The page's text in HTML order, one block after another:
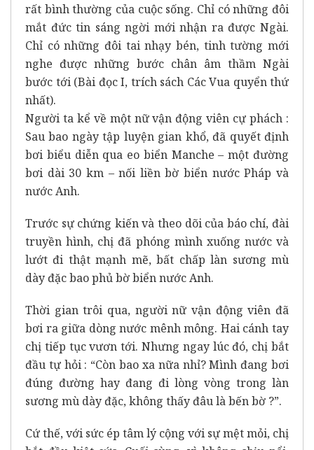
rất bình thường của cuộc sống. Chỉ có những đôi
mắt đức tin sáng ngời mới nhận ra được Ngài.
Chỉ có những đôi tai nhạy bén, tinh tường mới
nghe được những bước chân âm thầm Ngài
bước tới (Bài đọc I, trích sách Các Vua quyển thứ
nhất).
Người ta kể về một nữ vận động viên cự phách :
Sau bao ngày tập luyện gian khổ, đã quyết định
bơi biểu diễn qua eo biển Manche – một đường
bơi dài 30 km – nối liền bờ biển nước Pháp và
nước Anh.
Trước sự chứng kiến và theo dõi của báo chí, đài
truyền hình, chị đã phóng mình xuống nước và
lướt đi thật mạnh mẽ, bất chấp làn sương mù
dày đặc bao phủ bờ biển nước Anh.
Thời gian trôi qua, người nữ vận động viên đã
bơi ra giữa dòng nước mênh mông. Hai cánh tay
chị tiếp tục vươn tới. Nhưng ngay lúc đó, chị bắt
đầu tự hỏi : “Còn bao xa nữa nhỉ? Mình đang bơi
đúng đường hay đang đi lòng vòng trong làn
sương mù dày đặc, không thấy đâu là bến bờ ?”.
Cứ thế, với sức ép tâm lý cộng với sự mệt mỏi, chị